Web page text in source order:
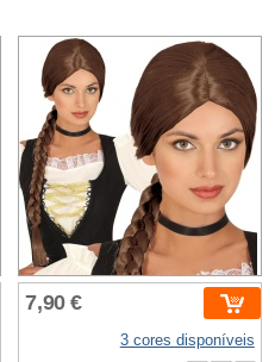
7,90 €
3 cores disponíveis